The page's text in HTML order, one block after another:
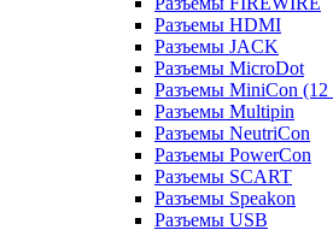
Разъемы HDMI
Разъемы JACK
Разъемы MicroDot
Разъемы MiniCon (12
Разъемы Multipin
Разъемы NeutriCon
Разъемы PowerCon
Разъемы SCART
Разъемы Speakon
Разъемы USB